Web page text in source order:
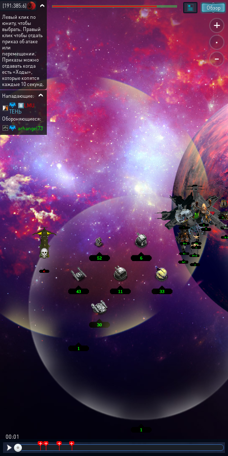
+
.
-
Обзор
[191:385:6]
Левый клик по
юниту, чтобы
выбрать. Правый
клик чтобы отдать
приказ об атаке
или
перемещении.
Приказы можно
отдавать когда
есть «Ходы»,
которые копятся
каждые 10 секунд.
Нападающие:
8️⃣LMU
ТЕНЬ
Обороняющиеся:
arhangel73
00:02